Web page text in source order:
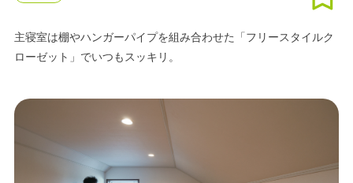
主寝室は棚やハンガーパイプを組み合わせた「フリースタイルク
ローゼット」でいつもスッキリ。